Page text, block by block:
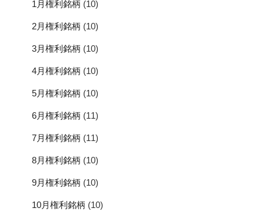
1月権利銘柄 (10)
2月権利銘柄 (10)
3月権利銘柄 (10)
4月権利銘柄 (10)
5月権利銘柄 (10)
6月権利銘柄 (11)
7月権利銘柄 (11)
8月権利銘柄 (10)
9月権利銘柄 (10)
10月権利銘柄 (10)